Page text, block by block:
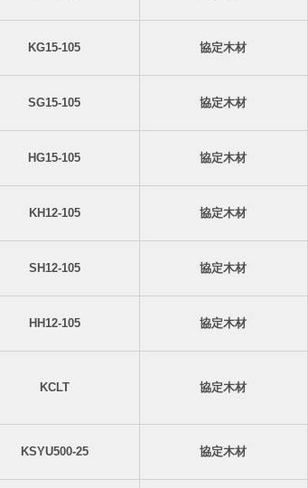
KG15-105 協定木材
SG15-105 協定木材
HG15-105 協定木材
KH12-105 協定木材
SH12-105 協定木材
HH12-105 協定木材
KCLT 協定木材
KSYU500-25 協定木材